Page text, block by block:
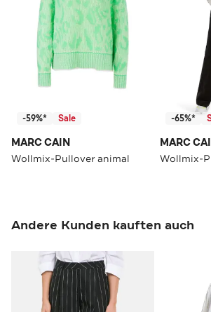
-59%* Sale
MARC CAIN
Wollmix-Pullover animal
-65%*
MARC
Wollmix-
Andere Kunden kauften auch